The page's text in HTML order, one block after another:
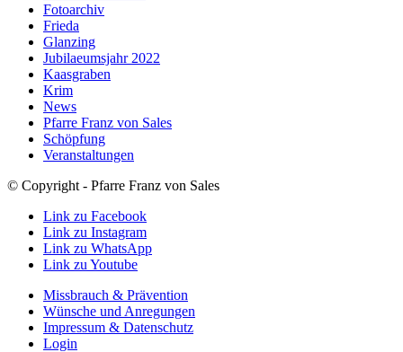
Fotoarchiv
Frieda
Glanzing
Jubilaeumsjahr 2022
Kaasgraben
Krim
News
Pfarre Franz von Sales
Schöpfung
Veranstaltungen
© Copyright - Pfarre Franz von Sales
Link zu Facebook
Link zu Instagram
Link zu WhatsApp
Link zu Youtube
Missbrauch & Prävention
Wünsche und Anregungen
Impressum & Datenschutz
Login